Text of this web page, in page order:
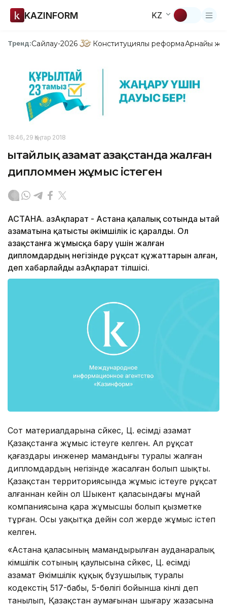
KAZINFORM KZ
Тренд:Сайлау-2026 Конституциялық реформаАрнайы
18:46, 29 Қаңтар 2018
Қытайлық азамат Қазақстанда жалған
дипломмен жұмыс істеген
АСТАНА. ҚазАқпарат - Астана қалалық сотында Қытай
азаматына қатысты әкімшілік іс қаралды. Ол
Қазақстанға жұмысқа бару үшін жалған
дипломдардың негізінде рұқсат құжаттарын алған,
деп хабарлайды ҚазАқпарат тілшісі.
Сот материалдарына сәйкес, Ц. есімді азамат
Қазақстанға жұмыс істеуге келген. Ал рұқсат
қағаздары инженер мамандығы туралы жалған
дипломдардың негізінде жасалған болып шықты.
Қазақстан территориясында жұмыс істеуге рұқсат
алғаннан кейін ол Шыкент қаласындағы мұнай
компаниясына қара жұмысшы болып қызметке
тұрған. Осы уақытқа дейін сол жерде жұмыс істеп
келген.
«Астана қаласының мамандырылған ауданаралық
әкімшілік сотының қаулысына сәйкес, Ц. есімді
азамат Әкімшілік құқық бұзушылық туралы
кодекстің 517-бабы, 5-бөлігі бойынша кінәлі деп
танылып, Қазақстан аумағынан шығару жазасына